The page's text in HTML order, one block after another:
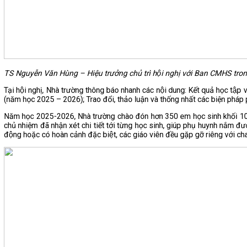
TS Nguyễn Văn Hùng – Hiệu trưởng chủ trì hội nghị với Ban CMHS
Tại hội nghị, Nhà trường thông báo nhanh các nội dung: Kết quả học
(năm học 2025 – 2026); Trao đổi, thảo luận và thống nhất các biện
Năm học 2025-2026, Nhà trường chào đón hơn 350 em học sinh khối
chủ nhiệm đã nhận xét chi tiết tới từng học sinh, giúp phụ huynh nắm
động hoặc có hoàn cảnh đặc biệt, các giáo viên đều gặp gỡ riêng với